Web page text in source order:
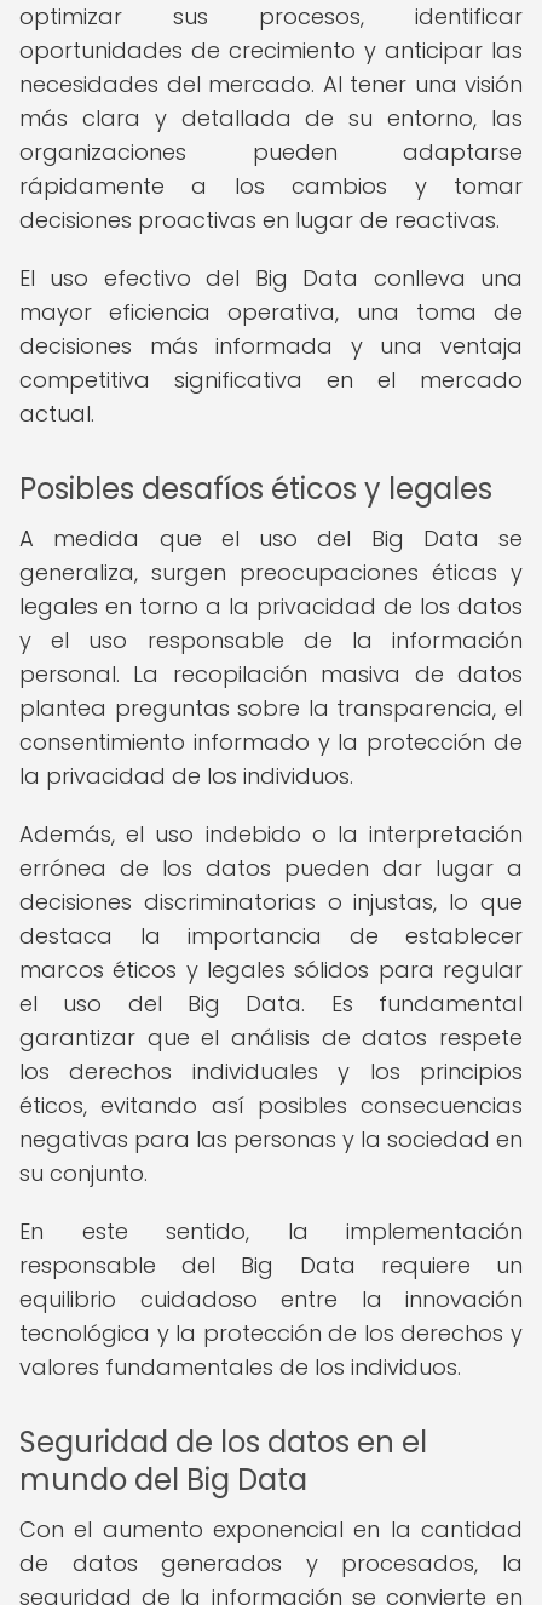
optimizar sus procesos, identificar
oportunidades de crecimiento y anticipar las
necesidades del mercado. Al tener una visión
más clara y detallada de su entorno, las
organizaciones pueden adaptarse
rápidamente a los cambios y tomar
decisiones proactivas en lugar de reactivas.
El uso efectivo del Big Data conlleva una
mayor eficiencia operativa, una toma de
decisiones más informada y una ventaja
competitiva significativa en el mercado
actual.
Posibles desafíos éticos y legales
A medida que el uso del Big Data se
generaliza, surgen preocupaciones éticas y
legales en torno a la privacidad de los datos
y el uso responsable de la información
personal. La recopilación masiva de datos
plantea preguntas sobre la transparencia, el
consentimiento informado y la protección de
la privacidad de los individuos.
Además, el uso indebido o la interpretación
errónea de los datos pueden dar lugar a
decisiones discriminatorias o injustas, lo que
destaca la importancia de establecer
marcos éticos y legales sólidos para regular
el uso del Big Data. Es fundamental
garantizar que el análisis de datos respete
los derechos individuales y los principios
éticos, evitando así posibles consecuencias
negativas para las personas y la sociedad en
su conjunto.
En este sentido, la implementación
responsable del Big Data requiere un
equilibrio cuidadoso entre la innovación
tecnológica y la protección de los derechos y
valores fundamentales de los individuos.
Seguridad de los datos en el
mundo del Big Data
Con el aumento exponencial en la cantidad
de datos generados y procesados, la
seguridad de la información se convierte en